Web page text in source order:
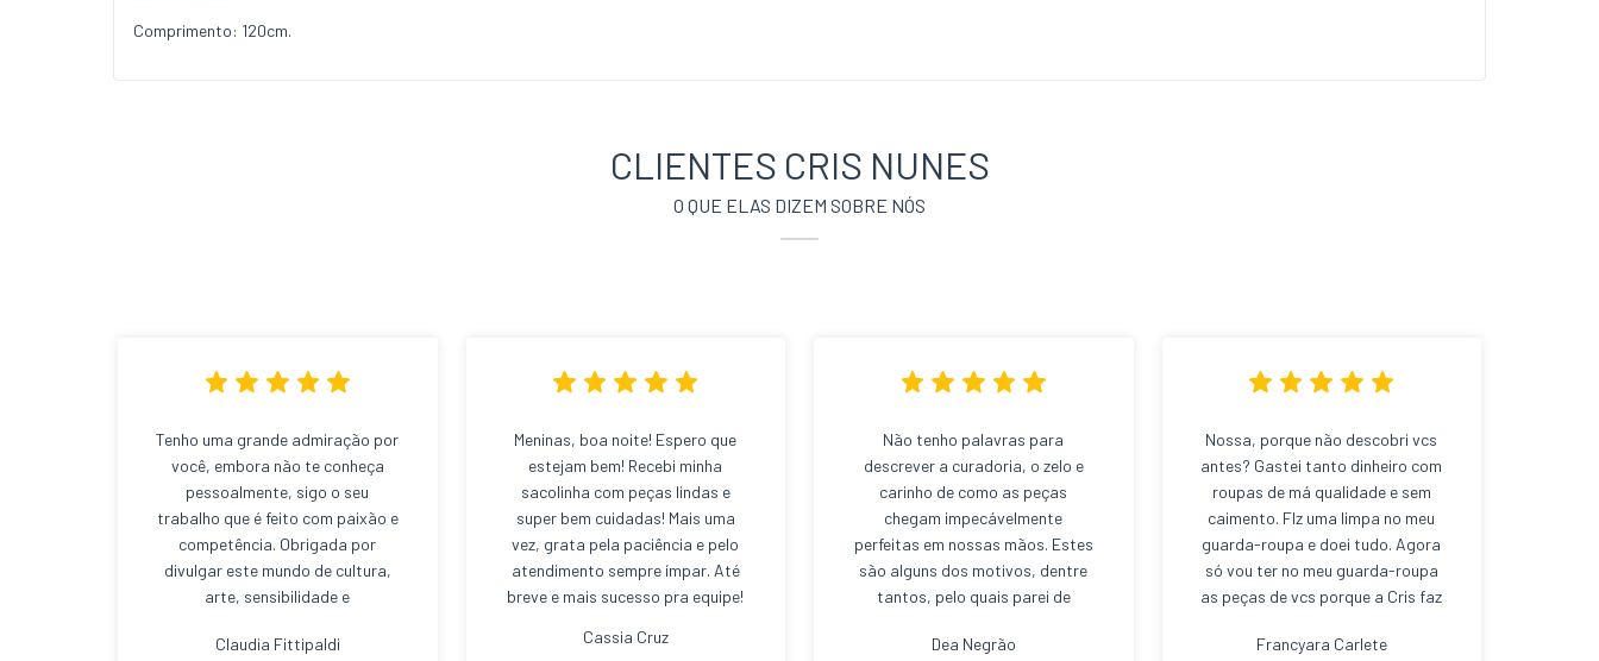
Comprimento: 120cm.
CLIENTES CRIS NUNES
O QUE ELAS DIZEM SOBRE NÓS
Tenho uma grande admiração por
você, embora não te conheça
pessoalmente, sigo o seu
trabalho que é feito com paixão e
competência. Obrigada por
divulgar este mundo de cultura,
arte, sensibilidade e
tão leve. Bj. Bj.
Claudia Fittipaldi
Meninas, boa noite! Espero que
estejam bem! Recebi minha
sacolinha com peças lindas e
super bem cuidadas! Mais uma
vez, grata pela paciência e pelo
atendimento sempre ímpar. Até
breve e mais sucesso pra equipe!
Cassia Cruz
Não tenho palavras para
descrever a curadoria, o zelo e
carinho de como as peças
chegam impecávelmente
perfeitas em nossas mãos. Estes
são alguns dos motivos, dentre
tantos, pelo quais parei de
hoje sou viciada nas terças e
Dea Negrão
Nossa, porque não descobri vcs
antes? Gastei tanto dinheiro com
roupas de má qualidade e sem
caimento. FIz uma limpa no meu
guarda-roupa e doei tudo. Agora
só vou ter no meu guarda-roupa
as peças de vcs porque a Cris faz
compro sabendo que é tudo de
Francyara Carlete